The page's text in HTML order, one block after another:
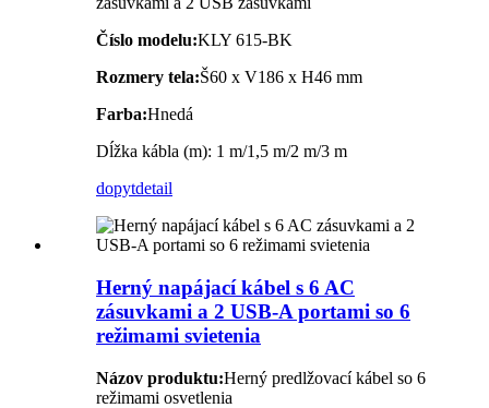
Číslo modelu:KLY 615-BK
Rozmery tela:Š60 x V186 x H46 mm
Farba:Hnedá
Dĺžka kábla (m): 1 m/1,5 m/2 m/3 m
dopytdetail
Herný napájací kábel s 6 AC
zásuvkami a 2 USB-A portami so 6
režimami svietenia
Názov produktu:Herný predlžovací kábel so 6
režimami osvetlenia